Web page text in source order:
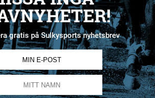
gratis på Sulkysports nyhetsbrev